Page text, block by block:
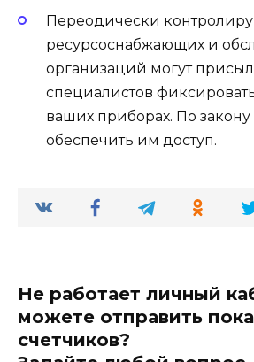
Переодически
ресурсоснабжающих и
организаций могут
специалистов
ваших приборах. По
обеспечить им доступ.
Не работает личный
можете отправить
счетчиков?